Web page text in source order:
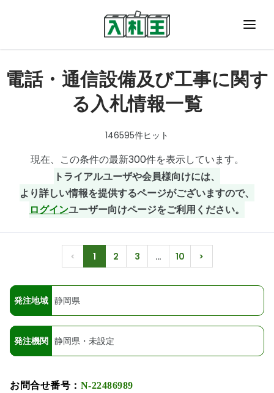
予算書・予定情報
料金・お申し込み
お問い合わせ
読みもの
電話・通信設備及び工事に関す
る入札情報一覧
146595件ヒット
現在、この条件の最新300件を表示しています。
トライアルユーザや会員様向けには、
より詳しい情報を提供するページがございますので、
ログインユーザー向けページをご利用ください。
< 1 2 3 … 10 >
発注地域 静岡県
発注機関 静岡県・未設定
お問合せ番号： N-22486989